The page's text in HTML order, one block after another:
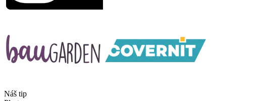
Náš tip